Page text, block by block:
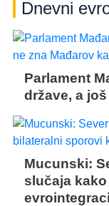
Dnevni
Parlament
države, a
Mucunski:
slučaja